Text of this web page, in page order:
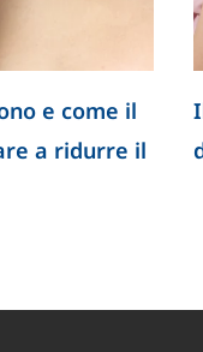
e come il
a ridurre il